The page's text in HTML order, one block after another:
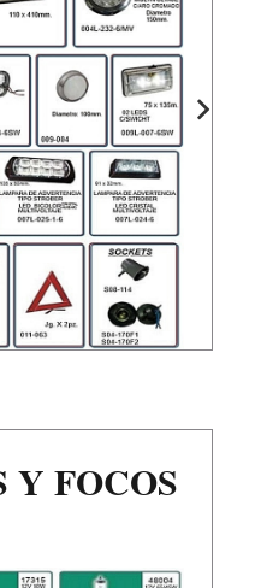
FOCOS